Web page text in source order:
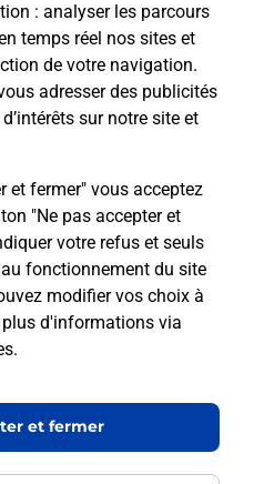
: analyser les parcours
temps réel nos sites et
de votre navigation.
adresser des publicités
sur notre site et
et fermer" vous acceptez
"Ne pas accepter et
votre refus et seuls
fonctionnement du site
modifier vos choix à
d'informations via
.
et fermer
colis depuis : LAXOU
? Découvrez toutes les
Poste.
posées
impression ?
autour